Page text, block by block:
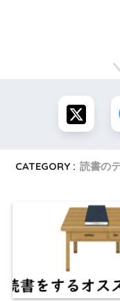
CATEGORY : 読書の